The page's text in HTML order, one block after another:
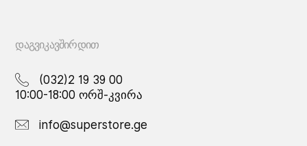
ᲓᲐᲒᲕᲘᲙᲐᲕᲨᲘᲠᲓᲘᲗ
(032)2 19 39 00
10:00-18:00 ორშ-კვირა
info@superstore.ge